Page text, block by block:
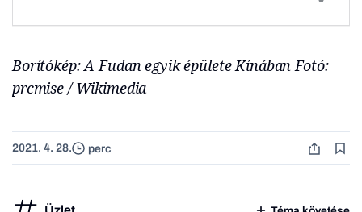
Borítókép: A Fudan egyik épülete Kínában Fotó:
prcmise / Wikimedia
2021. 4. 28. perc